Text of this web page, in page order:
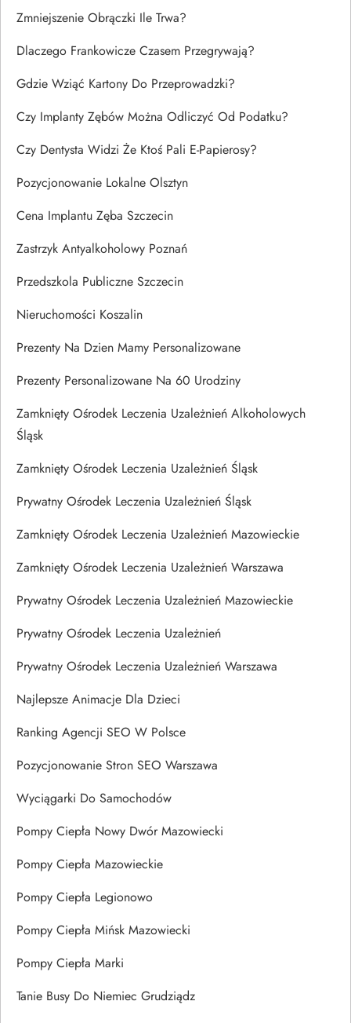
Zmniejszenie Obrączki Ile Trwa?
Dlaczego Frankowicze Czasem Przegrywają?
Gdzie Wziąć Kartony Do Przeprowadzki?
Czy Implanty Zębów Można Odliczyć Od Podatku?
Czy Dentysta Widzi Że Ktoś Pali E-Papierosy?
Pozycjonowanie Lokalne Olsztyn
Cena Implantu Zęba Szczecin
Zastrzyk Antyalkoholowy Poznań
Przedszkola Publiczne Szczecin
Nieruchomości Koszalin
Prezenty Na Dzien Mamy Personalizowane
Prezenty Personalizowane Na 60 Urodziny
Zamknięty Ośrodek Leczenia Uzależnień Alkoholowych
Śląsk
Zamknięty Ośrodek Leczenia Uzależnień Śląsk
Prywatny Ośrodek Leczenia Uzależnień Śląsk
Zamknięty Ośrodek Leczenia Uzależnień Mazowieckie
Zamknięty Ośrodek Leczenia Uzależnień Warszawa
Prywatny Ośrodek Leczenia Uzależnień Mazowieckie
Prywatny Ośrodek Leczenia Uzależnień
Prywatny Ośrodek Leczenia Uzależnień Warszawa
Najlepsze Animacje Dla Dzieci
Ranking Agencji SEO W Polsce
Pozycjonowanie Stron SEO Warszawa
Wyciągarki Do Samochodów
Pompy Ciepła Nowy Dwór Mazowiecki
Pompy Ciepła Mazowieckie
Pompy Ciepła Legionowo
Pompy Ciepła Mińsk Mazowiecki
Pompy Ciepła Marki
Tanie Busy Do Niemiec Grudziądz